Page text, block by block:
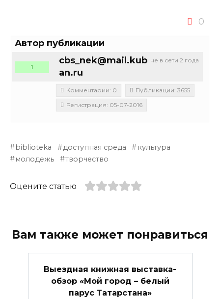
0
Автор публикации
не в сети 2 года
cbs_nek@mail.kub
an.ru
1
Комментарии: 0
Публикации: 3655
Регистрация: 05-07-2016
biblioteka доступная среда
культура
молодежь
творчество
Оцените статью
Вам также может понравиться
Выездная книжная выставка-
обзор «Мой город – белый
парус Татарстана»